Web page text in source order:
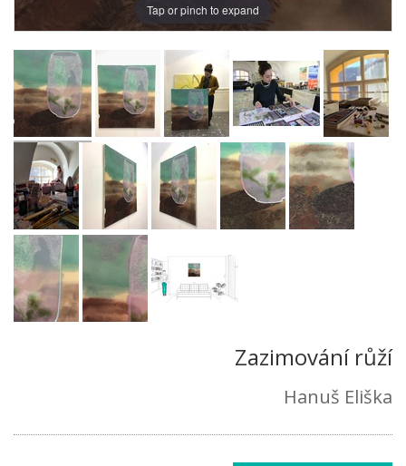
Tap or pinch to expand
Zazimování růží
Hanuš Eliška